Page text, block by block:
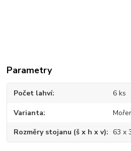
Parametry
Počet lahví 6 ks
Varianta
Rozměry stojanu (š x h x v) 63 x